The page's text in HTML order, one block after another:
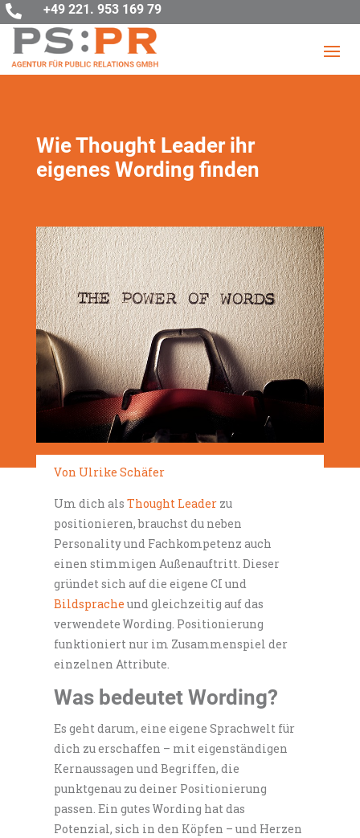
 +49 221. 953 169 79
Wie Thought Leader ihr
eigenes Wording finden
Von Ulrike Schäfer
Um dich alsThought Leader zu
positionieren, brauchst du neben
Personality und Fachkompetenz auch
einen stimmigen Außenauftritt. Dieser
gründet sich auf die eigene CI und
Bildsprache und gleichzeitig auf das
verwendete Wording. Positionierung
funktioniert nur im Zusammenspiel der
einzelnen Attribute.
Was bedeutet Wording?
Es geht darum, eine eigene Sprachwelt für
dich zu erschaffen – mit eigenständigen
Kernaussagen und Begriffen, die
punktgenau zu deiner Positionierung
passen. Ein gutes Wording hat das
Potenzial, sich in den Köpfen – und Herzen